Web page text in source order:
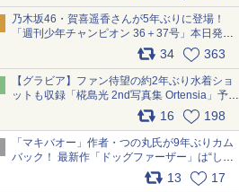
乃木坂46・賀喜遥香さんが5年ぶりに登場！
「週刊少年チャンピオン 36＋37号」本日発
売 pic.x.com/2Mo85ZlRvK
34 363
【グラビア】ファン待望の約2年ぶり水着ショ
ットも収録「椛島光 2nd写真集 Ortensia」予約
16 198
「マキバオー」作者・つの丸氏が9年ぶりカム
バック！ 最新作「ドッグファーザー」は“しゃ
べらない動物”とのリアルな暮らしを描く 「も
うこれ以上の幸せはない」……一緒に暮らす愛
13 17